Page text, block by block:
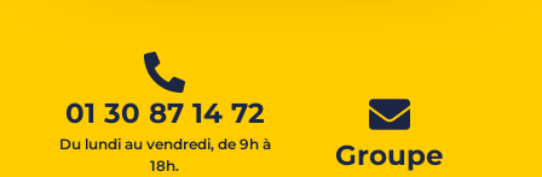
01 30 87 14 72
Du lundi au vendredi, de 9h à
18h.
Groupe